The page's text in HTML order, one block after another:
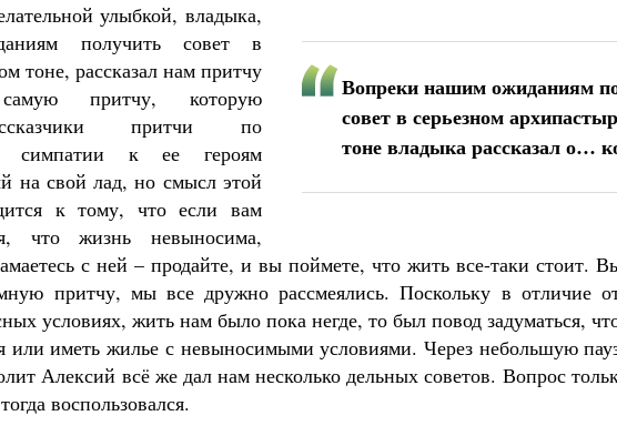
Вопреки нашим ожиданиям
совет в серьезном
тоне владыка рассказал о…
улыбкой, владыка,
получить совет в
тоне, рассказал нам притчу
притчу, которую
притчи по
симпатии к ее героям
на свой лад, но смысл этой
к тому, что если вам
что жизнь невыносима,
с ней – продайте, и вы поймете, что жить все-таки стоит.
притчу, мы все дружно рассмеялись. Поскольку в отличие
условиях, жить нам было пока негде, то был повод задуматься,
или иметь жилье с невыносимыми условиями. Через небольшую
Алексий всё же дал нам несколько дельных советов. Вопрос
воспользовался.